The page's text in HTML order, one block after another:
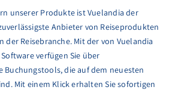
Search
unserer Produkte ist Vuelandia der
Anbieter von Reiseprodukten
der Reisebranche. Mit der von Vuelandia
verfügen Sie über
Buchungstools, die auf dem neuesten
Mit einem Klick erhalten Sie sofortigen